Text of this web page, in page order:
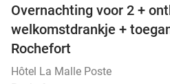
Overnachting voor 2 +
welkomstdrankje +
Rochefort
Hôtel La Malle Poste